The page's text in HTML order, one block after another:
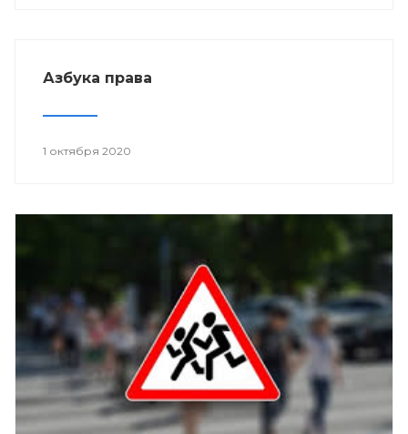
Азбука права
1 октября 2020